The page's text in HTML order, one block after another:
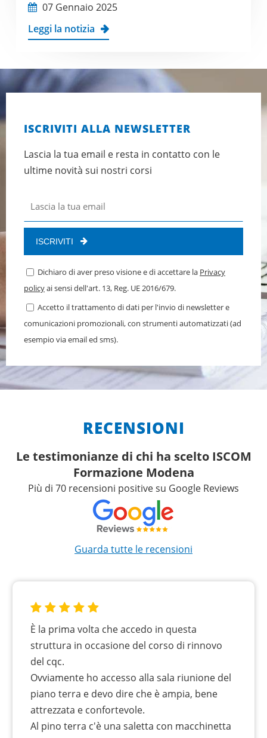
07 Gennaio 2025
Leggi la notizia
ISCRIVITI ALLA NEWSLETTER
Lascia la tua email e resta in contatto con le
ultime novità sui nostri corsi
ISCRIVITI
Dichiaro di aver preso visione e di accettare la Privacy
policyai sensi dell'art. 13, Reg. UE 2016/679.
Accetto il trattamento di dati per l'invio di newsletter e
comunicazioni promozionali, con strumenti automatizzati (ad
esempio via email ed sms).
RECENSIONI
Le testimonianze di chi ha scelto ISCOM
Formazione Modena
Più di 70 recensioni positive su Google Reviews
Guarda tutte le recensioni
È la prima volta che accedo in questa
struttura in occasione del corso di rinnovo
del cqc.
Ovviamente ho accesso alla sala riunione del
piano terra e devo dire che è ampia, bene
attrezzata e confortevole.
Al pino terra c'è una saletta con macchinetta